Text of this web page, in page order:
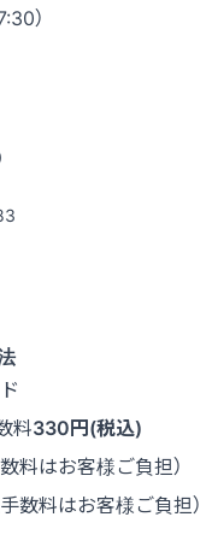
）
料330円(税込)
料はお客様ご負担）
数料はお客様ご負担）